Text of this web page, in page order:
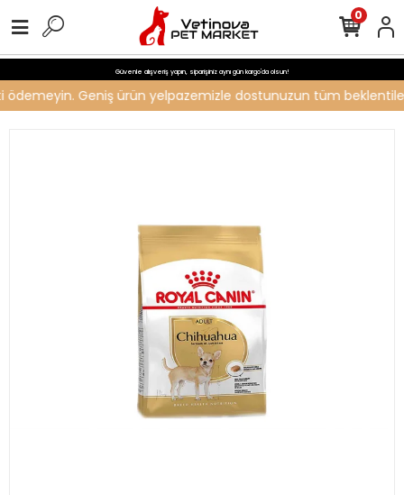
Güvenle alışveriş yapın, siparişiniz aynı gün kargo'da olsun!
Geniş ürün yelpazemizle dostunuzun tüm
0